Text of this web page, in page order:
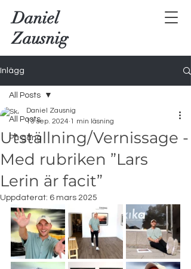
Daniel
Zausnig
Inlägg
All Posts
På gång
All Posts
Utställning/Vernissage -
Med rubriken ”Lars
Lerin är facit”
Daniel Zausnig
13 sep. 2024 1 min läsning
Uppdaterat: 6 mars 2025